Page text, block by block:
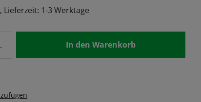
1-3 Werktage
Gib den gewünschten Wert ein
In den Warenkorb